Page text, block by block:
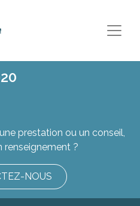
prestation ou un conseil,
renseignement ?
NOUS